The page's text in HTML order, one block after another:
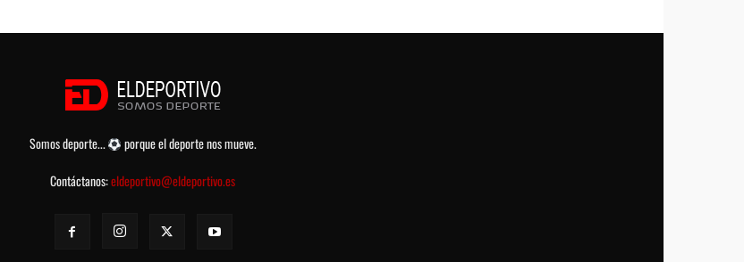
Somos deporte...
porque el deporte nos mueve.
Contáctanos:eldeportivo@eldeportivo.es